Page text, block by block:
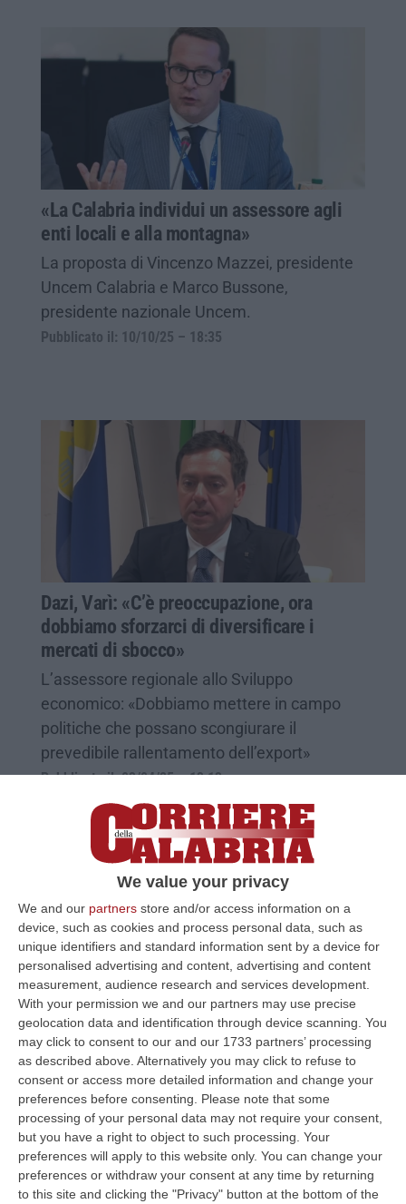
We value your privacy
We and our partners store and/or access information on a
device, such as cookies and process personal data, such as
unique identifiers and standard information sent by a device for
personalised advertising and content, advertising and content
measurement, audience research and services development.
With your permission we and our partners may use precise
geolocation data and identification through device scanning. You
may click to consent to our and our 1733 partners’ processing
as described above. Alternatively you may click to refuse to
consent or access more detailed information and change your
preferences before consenting.
Please note that some
processing of your personal data may not require your consent,
but you have a right to object to such processing. Your
preferences will apply to this website only. You can change your
preferences or withdraw your consent at any time by returning
to this site and clicking the "Privacy" button at the bottom of the
«La Calabria individui un assessore agli
enti locali e alla montagna»
La proposta di Vincenzo Mazzei, presidente
Uncem Calabria e Marco Bussone,
presidente nazionale Uncem.
Pubblicato il: 10/10/25 – 18:35
Dazi, Varì: «C’è preoccupazione, ora
dobbiamo sforzarci di diversificare i
mercati di sbocco»
L’assessore regionale allo Sviluppo
economico: «Dobbiamo mettere in campo
politiche che possano scongiurare il
prevedibile rallentamento dell’export»
Pubblicato il: 03/04/25 – 13:13
Consiglio regionale, ecco il “supplente”.
Ritirata la norma sul limite agli assessori
esterni
Passa l’introduzione della figura voluta dal
centrodestra. Ridotte di 1,5 milioni le spese
dei gruppi. Opposizione di centrosinistra
all’attacco